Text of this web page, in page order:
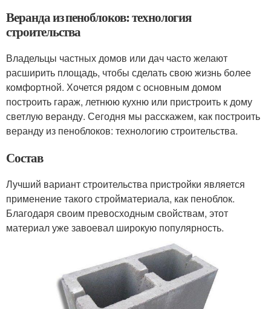
Веранда из пеноблоков: технология
строительства
Владельцы частных домов или дач часто желают
расширить площадь, чтобы сделать свою жизнь более
комфортной. Хочется рядом с основным домом
построить гараж, летнюю кухню или пристроить к дому
светлую веранду. Сегодня мы расскажем, как построить
веранду из пеноблоков: технологию строительства.
Состав
Лучший вариант строительства пристройки является
применение такого стройматериала, как пеноблок.
Благодаря своим превосходным свойствам, этот
материал уже завоевал широкую популярность.